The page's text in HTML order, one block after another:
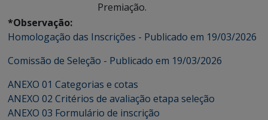
Premiação.
*Observação:
Homologação das Inscrições - Publicado em 19/03/2026
Comissão de Seleção - Publicado em 19/03/2026
ANEXO 01 Categorias e cotas
ANEXO 02 Critérios de avaliação etapa seleção
ANEXO 03 Formulário de inscrição